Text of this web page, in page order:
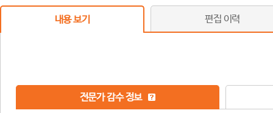
내용 보기 편집 이력
전문가 감수 정보